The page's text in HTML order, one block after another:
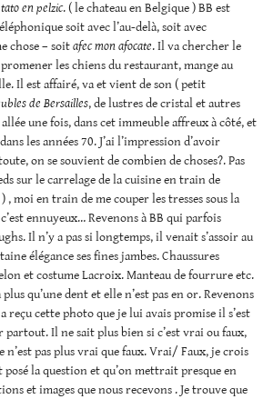
tatoen pelzic. ( le chateau en Belgique ) BB est
soit avec l’au-delà, soit avec
chose – soitafec mon afocate. Il va chercher le
les chiens du restaurant, mange au
Il est affairé, va et vient de son ( petit
de Bersailles, de lustres de cristal et autres
une fois, dans cet immeuble affreux à côté, et
les années 70. J’ai l’impression d’avoir
on se souvient de combien de choses?. Pas
sur le carrelage de la cuisine en train de
, moi en train de me couper les tresses sous la
ennuyeux… Revenons à BB qui parfois
Il n’y a pas si longtemps, il venait s’assoir au
élégance ses fines jambes. Chaussures
et costume Lacroix. Manteau de fourrure etc.
qu’une dent et elle n’est pas en or. Revenons
reçu cette photo que je lui avais promise il s’est
partout. Il ne sait plus bien si c’est vrai ou faux,
n’est pas plus vrai que faux. Vrai/ Faux, je crois
posé la question et qu’on mettrait presque en
et images que nous recevons . Je trouve que